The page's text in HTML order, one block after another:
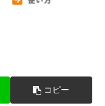
コピー